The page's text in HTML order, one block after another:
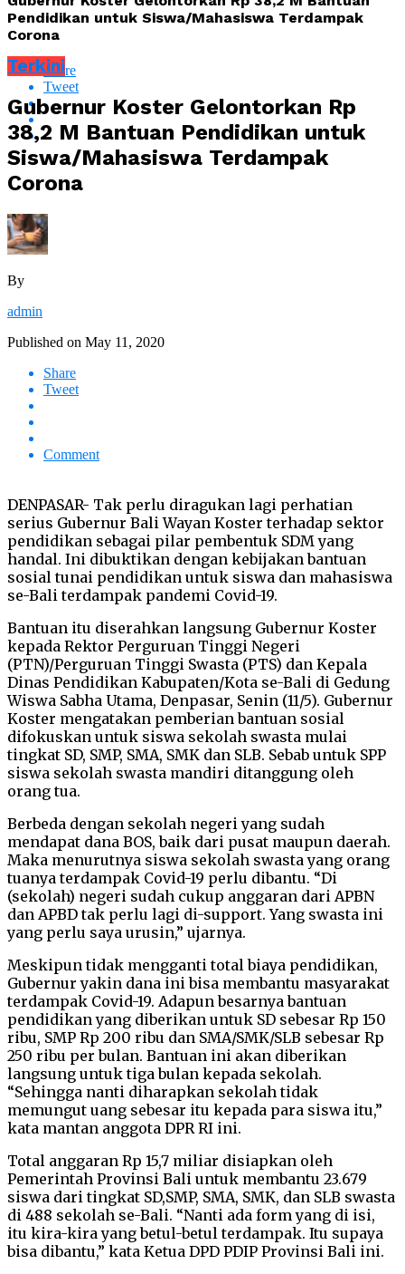
Pendidikan untuk Siswa/Mahasiswa Terdampak
Corona
Share
Tweet
Terkini
Gubernur Koster Gelontorkan Rp
38,2 M Bantuan Pendidikan untuk
Siswa/Mahasiswa Terdampak
Corona
By
admin
Published on May 11, 2020
Share
Tweet
Comment
DENPASAR- Tak perlu diragukan lagi perhatian
serius Gubernur Bali Wayan Koster terhadap sektor
pendidikan sebagai pilar pembentuk SDM yang
handal. Ini dibuktikan dengan kebijakan bantuan
sosial tunai pendidikan untuk siswa dan mahasiswa
se-Bali terdampak pandemi Covid-19.
Bantuan itu diserahkan langsung Gubernur Koster
kepada Rektor Perguruan Tinggi Negeri
(PTN)/Perguruan Tinggi Swasta (PTS) dan Kepala
Dinas Pendidikan Kabupaten/Kota se-Bali di Gedung
Wiswa Sabha Utama, Denpasar, Senin (11/5). Gubernur
Koster mengatakan pemberian bantuan sosial
difokuskan untuk siswa sekolah swasta mulai
tingkat SD, SMP, SMA, SMK dan SLB. Sebab untuk SPP
siswa sekolah swasta mandiri ditanggung oleh
orang tua.
Berbeda dengan sekolah negeri yang sudah
mendapat dana BOS, baik dari pusat maupun daerah.
Maka menurutnya siswa sekolah swasta yang orang
tuanya terdampak Covid-19 perlu dibantu. “Di
(sekolah) negeri sudah cukup anggaran dari APBN
dan APBD tak perlu lagi di-support. Yang swasta ini
yang perlu saya urusin,” ujarnya.
Meskipun tidak mengganti total biaya pendidikan,
Gubernur yakin dana ini bisa membantu masyarakat
terdampak Covid-19. Adapun besarnya bantuan
pendidikan yang diberikan untuk SD sebesar Rp 150
ribu, SMP Rp 200 ribu dan SMA/SMK/SLB sebesar Rp
250 ribu per bulan. Bantuan ini akan diberikan
langsung untuk tiga bulan kepada sekolah.
“Sehingga nanti diharapkan sekolah tidak
memungut uang sebesar itu kepada para siswa itu,”
kata mantan anggota DPR RI ini.
Total anggaran Rp 15,7 miliar disiapkan oleh
Pemerintah Provinsi Bali untuk membantu 23.679
siswa dari tingkat SD,SMP, SMA, SMK, dan SLB swasta
di 488 sekolah se-Bali. “Nanti ada form yang di isi,
itu kira-kira yang betul-betul terdampak. Itu supaya
bisa dibantu,” kata Ketua DPD PDIP Provinsi Bali ini.